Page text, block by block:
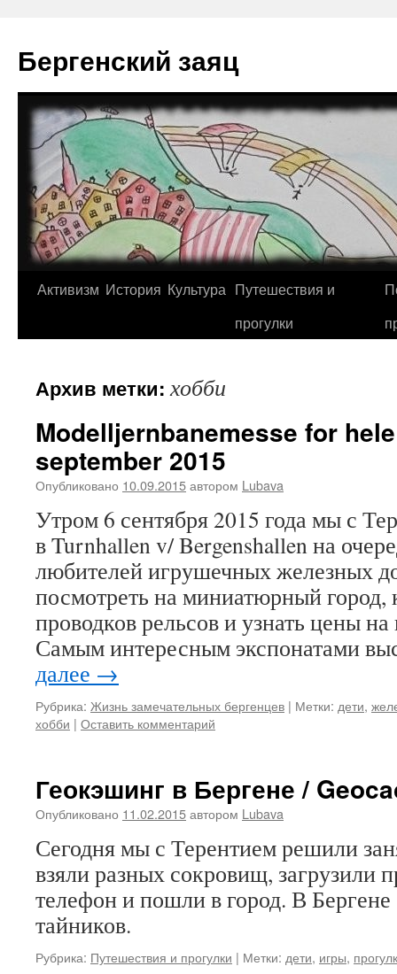
содержимому
Бергенский заяц
Активизм История Культура Путешествия и
прогулки
Архив метки:хобби
Modelljernbanemesse for
september 2015
Опубликовано 10.09.2015автором Lubava
Утром 6 сентября 2015 года мы с
в Turnhallen v/ Bergenshallen на
любителей игрушечных железных
посмотреть на миниатюрный город,
проводков рельсов и узнать цены
Самым интересным экспонатами
далее →
Рубрика: Жизнь замечательных бергенцев | Метки: дети,
хобби | Оставить комментарий
Геокэшинг в Бергене /
Опубликовано 11.02.2015автором Lubava
Сегодня мы с Терентием решили
взяли разных сокровищ, загрузили
телефон и пошли в город. В
тайников.
Рубрика: Путешествия и прогулки | Метки: дети, игры,